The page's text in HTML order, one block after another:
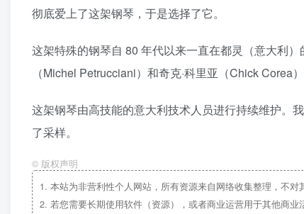
彻底爱上了这架钢琴，于是选择了它。
这架特殊的钢琴自 80 年代以来一直在都灵（意大利
（Michel Petrucciani）和奇克·科里亚（Chick Corea
这架钢琴由高技能的意大利技术人员进行持续维护。
了采样。
© 版权声明
1. 本站为非营利性个人网站，所有资源来自网络收集整理，不对
2. 若您需要长期使用软件（资源），或者商业运营用于其他商业